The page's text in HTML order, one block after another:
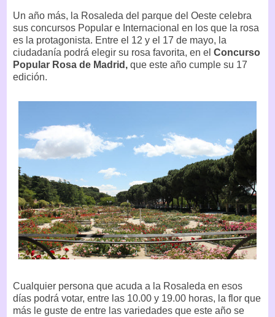
Un año más, la Rosaleda del parque del Oeste celebra
sus concursos Popular e Internacional en los que la rosa
es la protagonista. Entre el 12 y el 17 de mayo, la
ciudadanía podrá elegir su rosa favorita, en el Concurso
Popular Rosa de Madrid, que este año cumple su 17
edición.
Cualquier persona que acuda a la Rosaleda en esos
días podrá votar, entre las 10.00 y 19.00 horas, la flor que
más le guste de entre las variedades que este año se